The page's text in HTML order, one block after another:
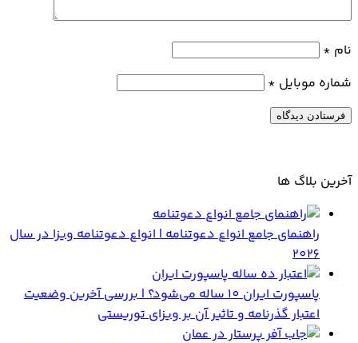
نام *
شماره موبایل *
آخرین بلاگ ها
راهنمای جامع انواع دعوتنامه | انواع دعوتنامه ویزا در سال
2026
پاسپورت ایران 10 ساله می‌شود؟ | بررسی آخرین وضعیت
اعتبار گذرنامه و تاثیر آن بر ویزای توریستی